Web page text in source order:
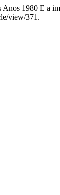
1980 E a
view/371.